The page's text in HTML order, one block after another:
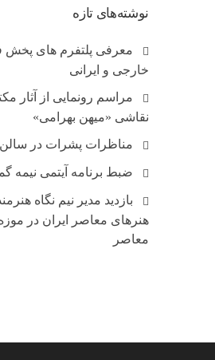
نوشته‌های تازه
معرفی پلتفرم های پخش
خارجی و ایرانی
مراسم رونمایی از آثار
نقاشی «میهن بهرامی»
مناظرات پشرات در
ضبط برنامه آیتمی نیمه
بازدید مدیر نیم نگاه
هنرهای معاصر ایران در
معاصر